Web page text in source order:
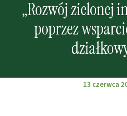
„Rozwój zielonej
poprzez
13 czerwca